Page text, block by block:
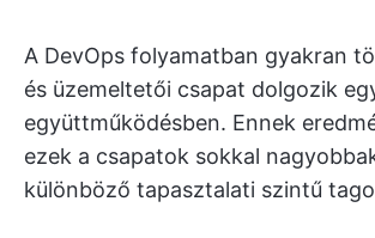
A DevOps folyamatban gyakran
és üzemeltetői csapat dolgozik
együttműködésben. Ennek
ezek a csapatok sokkal
különböző tapasztalati szintű